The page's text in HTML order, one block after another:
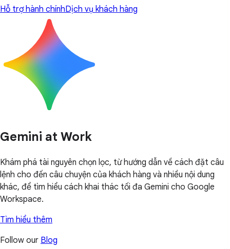
Hỗ trợ hành chínhDịch vụ khách hàng
Gemini at Work
Khám phá tài nguyên chọn lọc, từ hướng dẫn về cách đặt câu
lệnh cho đến câu chuyện của khách hàng và nhiều nội dung
khác, để tìm hiểu cách khai thác tối đa Gemini cho Google
Workspace.
Tìm hiểu thêm
Follow our Blog